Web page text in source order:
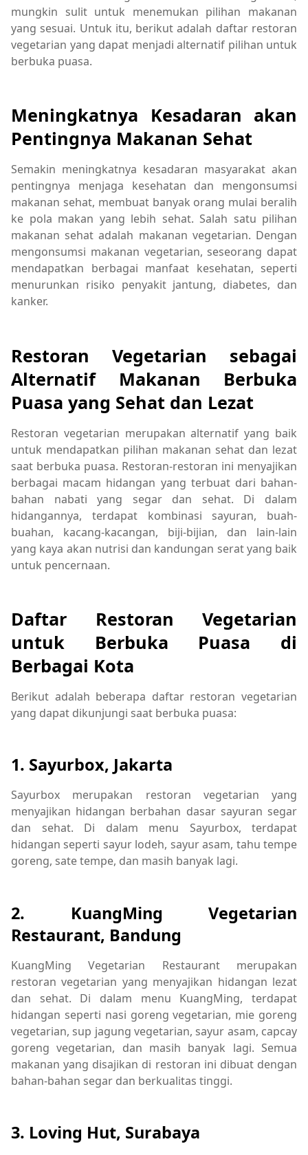
mungkin sulit untuk menemukan pilihan makanan
yang sesuai. Untuk itu, berikut adalah daftar restoran
vegetarian yang dapat menjadi alternatif pilihan untuk
berbuka puasa.
Meningkatnya Kesadaran akan
Pentingnya Makanan Sehat
Semakin meningkatnya kesadaran masyarakat akan
pentingnya menjaga kesehatan dan mengonsumsi
makanan sehat, membuat banyak orang mulai beralih
ke pola makan yang lebih sehat. Salah satu pilihan
makanan sehat adalah makanan vegetarian. Dengan
mengonsumsi makanan vegetarian, seseorang dapat
mendapatkan berbagai manfaat kesehatan, seperti
menurunkan risiko penyakit jantung, diabetes, dan
kanker.
Restoran Vegetarian sebagai
Alternatif Makanan Berbuka
Puasa yang Sehat dan Lezat
Restoran vegetarian merupakan alternatif yang baik
untuk mendapatkan pilihan makanan sehat dan lezat
saat berbuka puasa. Restoran-restoran ini menyajikan
berbagai macam hidangan yang terbuat dari bahan-
bahan nabati yang segar dan sehat. Di dalam
hidangannya, terdapat kombinasi sayuran, buah-
buahan, kacang-kacangan, biji-bijian, dan lain-lain
yang kaya akan nutrisi dan kandungan serat yang baik
untuk pencernaan.
Daftar Restoran Vegetarian
untuk Berbuka Puasa di
Berbagai Kota
Berikut adalah beberapa daftar restoran vegetarian
yang dapat dikunjungi saat berbuka puasa:
1. Sayurbox, Jakarta
Sayurbox merupakan restoran vegetarian yang
menyajikan hidangan berbahan dasar sayuran segar
dan sehat. Di dalam menu Sayurbox, terdapat
hidangan seperti sayur lodeh, sayur asam, tahu tempe
goreng, sate tempe, dan masih banyak lagi.
2. KuangMing Vegetarian
Restaurant, Bandung
KuangMing Vegetarian Restaurant merupakan
restoran vegetarian yang menyajikan hidangan lezat
dan sehat. Di dalam menu KuangMing, terdapat
hidangan seperti nasi goreng vegetarian, mie goreng
vegetarian, sup jagung vegetarian, sayur asam, capcay
goreng vegetarian, dan masih banyak lagi. Semua
makanan yang disajikan di restoran ini dibuat dengan
bahan-bahan segar dan berkualitas tinggi.
3. Loving Hut, Surabaya